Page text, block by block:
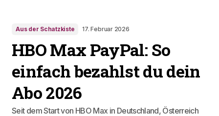
Aus der Schatzkiste 17. Februar 2026
HBO Max PayPal: So
einfach bezahlst du dein
Abo 2026
Seit dem Start von HBO Max in Deutschland, Österreich